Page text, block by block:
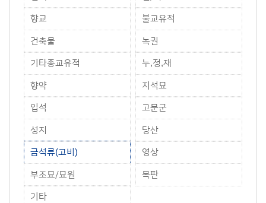
향교 불교유적
건축물 녹권
기타종교유적 누,정,재
향약 지석묘
입석 고분군
성지 당산
금석류(고비) 영상
부조묘/묘원 목판
기타